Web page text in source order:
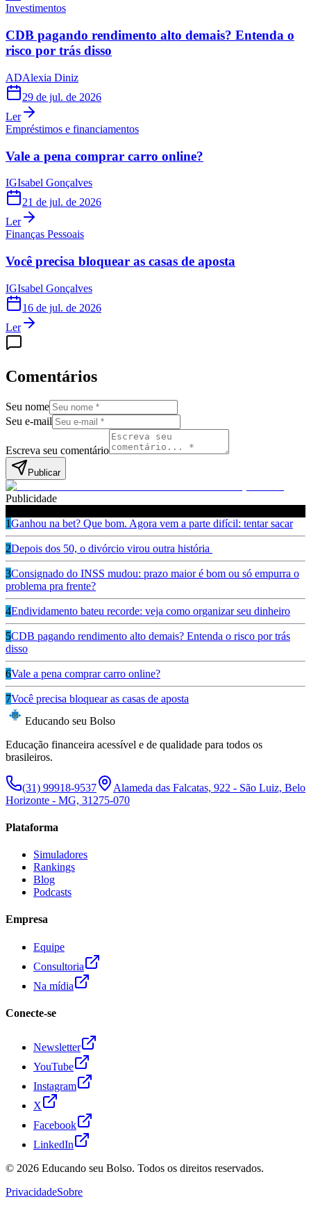
Investimentos
CDB pagando rendimento alto demais? Entenda o
risco por trás disso
ADAlexia Diniz
29 de jul. de 2026
Ler
Empréstimos e financiamentos
Vale a pena comprar carro online?
IGIsabel Gonçalves
21 de jul. de 2026
Ler
Finanças Pessoais
Você precisa bloquear as casas de aposta
IGIsabel Gonçalves
16 de jul. de 2026
Ler
Comentários
Seu nome
Seu e-mail
Escreva seu comentário
Publicar
Publicidade
1Ganhou na bet? Que bom. Agora vem a parte difícil: tentar sacar
2Depois dos 50, o divórcio virou outra história
3Consignado do INSS mudou: prazo maior é bom ou só empurra o
problema pra frente?
4Endividamento bateu recorde: veja como organizar seu dinheiro
5CDB pagando rendimento alto demais? Entenda o risco por trás
disso
6Vale a pena comprar carro online?
7Você precisa bloquear as casas de aposta
Educando seu Bolso
Educação financeira acessível e de qualidade para todos os
brasileiros.
(31) 99918-9537
Alameda das Falcatas, 922 - São Luiz, Belo
Horizonte - MG, 31275-070
Plataforma
Simuladores
Rankings
Blog
Podcasts
Empresa
Equipe
Consultoria
Na mídia
Conecte-se
Newsletter
YouTube
Instagram
X
Facebook
LinkedIn
© 2026 Educando seu Bolso. Todos os direitos reservados.
PrivacidadeSobre